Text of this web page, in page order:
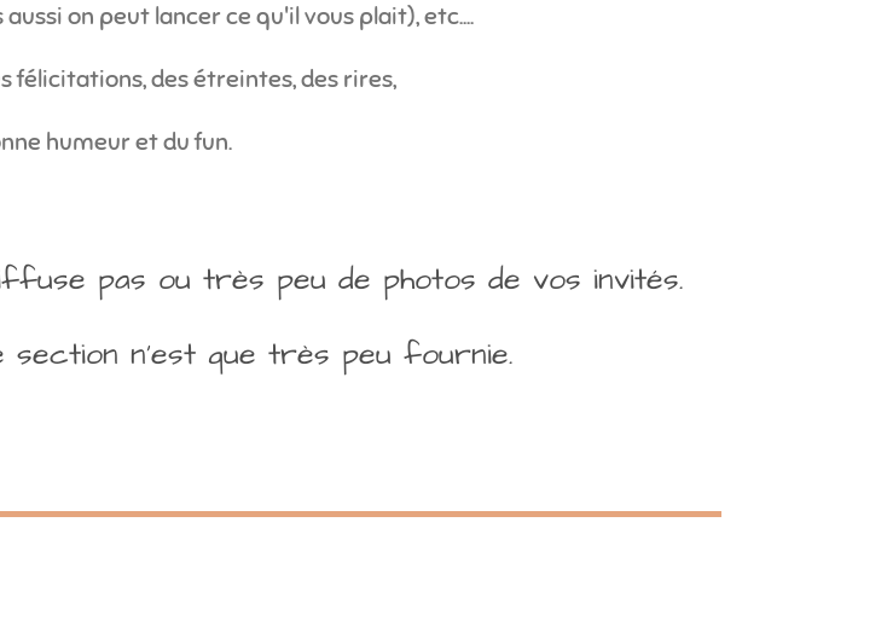
on peut lancer ce qu'il vous plait), etc....
félicitations, des étreintes, des rires,
humeur et du fun.
pas ou très peu de photos de vos invités.
n'est que très peu fournie.